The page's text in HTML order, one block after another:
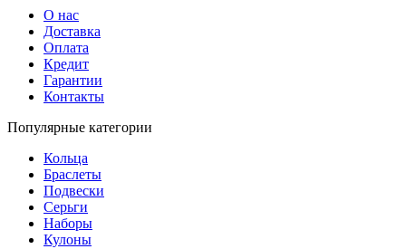
О нас
Доставка
Оплата
Кредит
Гарантии
Контакты
Популярные категории
Кольца
Браслеты
Подвески
Серьги
Наборы
Кулоны